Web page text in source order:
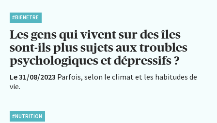
#BIENETRE
Les gens qui vivent sur des îles
sont-ils plus sujets aux troubles
psychologiques et dépressifs ?
Le 31/08/2023 Parfois, selon le climat et les habitudes de
vie.
#NUTRITION